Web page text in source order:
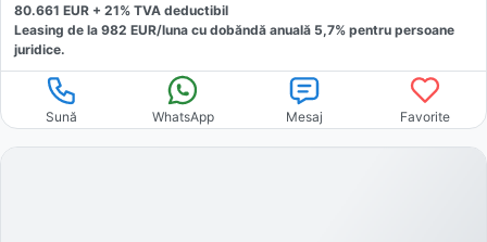
80.661 EUR + 21% TVA deductibil
Leasing de la 982 EUR/luna cu dobăndă anuală 5,7% pentru persoane
juridice.
Sună WhatsApp Mesaj Favorite